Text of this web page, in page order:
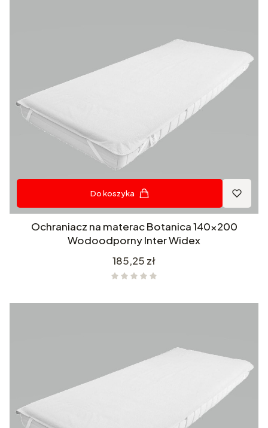
Do koszyka
Ochraniacz na materac Botanica 140x200
Wodoodporny Inter Widex
Cena
185,25 zł